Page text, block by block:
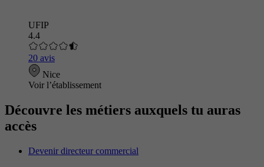
UFIP
4.4
20 avis
Nice
Voir l’établissement
Découvre les métiers auxquels tu auras
accès
Devenir directeur commercial